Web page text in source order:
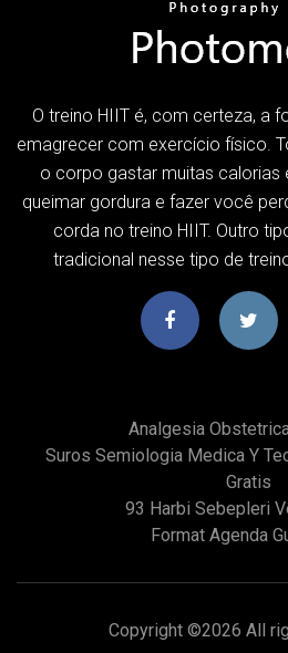
O treino HIIT é, com certeza, a
emagrecer com exercício físico.
o corpo gastar muitas calorias
queimar gordura e fazer você
corda no treino HIIT. Outro
tradicional nesse tipo de
Analgesia
Suros Semiologia Medica Y
Gratis
93 Harbi Sebepleri
Format Agenda
Copyright ©2026 All